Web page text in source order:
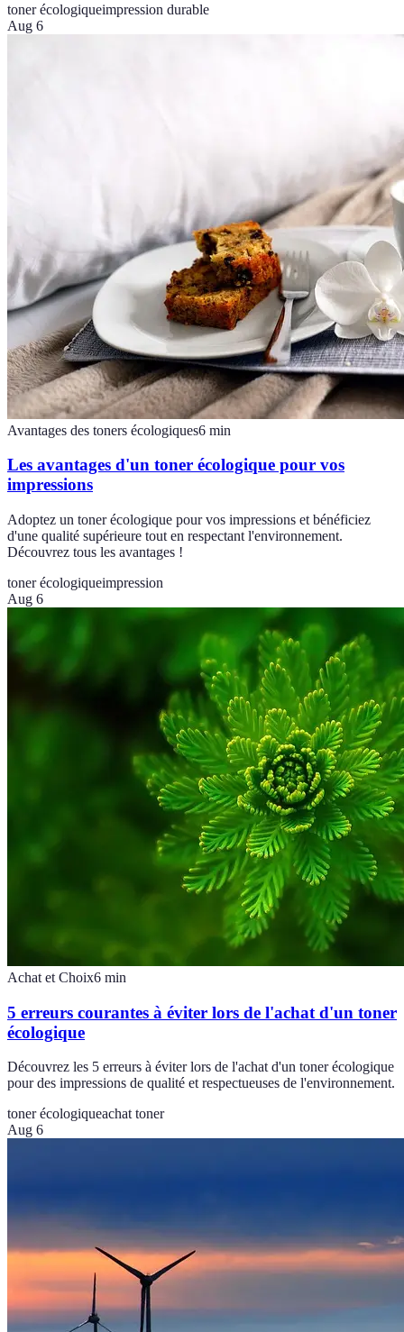
toner écologiqueimpression durable
Aug 6
Avantages des toners écologiques6 min
Les avantages d'un toner écologique pour vos
impressions
Adoptez un toner écologique pour vos impressions et bénéficiez
d'une qualité supérieure tout en respectant l'environnement.
Découvrez tous les avantages !
toner écologiqueimpression
Aug 6
Achat et Choix6 min
5 erreurs courantes à éviter lors de l'achat d'un toner
écologique
Découvrez les 5 erreurs à éviter lors de l'achat d'un toner écologique
pour des impressions de qualité et respectueuses de l'environnement.
toner écologiqueachat toner
Aug 6